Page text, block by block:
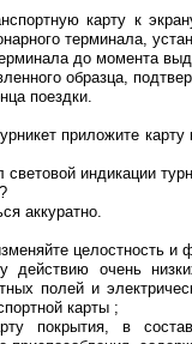
карту к
терминала,
до момента
образца,
поездки.
приложите
индикации
аккуратно.
целостность и
действию очень
полей и
карты ;
покрытия, в